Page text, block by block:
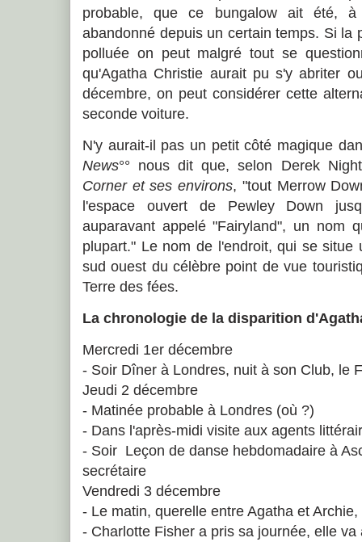
probable, que ce bungalow ait été, à
abandonné depuis un certain temps. Si la
polluée on peut malgré tout se
qu'Agatha Christie aurait pu s'y abriter
décembre, on peut considérer cette
seconde voiture.
N'y aurait-il pas un petit côté magique
News°° nous dit que, selon Derek
Corner et ses environs, "tout Merrow
l'espace ouvert de Pewley Down
auparavant appelé "Fairyland", un nom
plupart." Le nom de l'endroit, qui se
sud ouest du célèbre point de vue
Terre des fées.
La chronologie de la disparition
Mercredi 1er décembre
- Soir Dîner à Londres, nuit à son Club, le
Jeudi 2 décembre
- Matinée probable à Londres (où ?)
- Dans l'après-midi visite aux agents
- Soir Leçon de danse hebdomadaire à
secrétaire
Vendredi 3 décembre
- Le matin, querelle entre Agatha et
- Charlotte Fisher a pris sa journée, elle